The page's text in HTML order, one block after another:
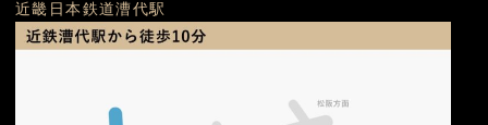
近畿日本鉄道漕代駅